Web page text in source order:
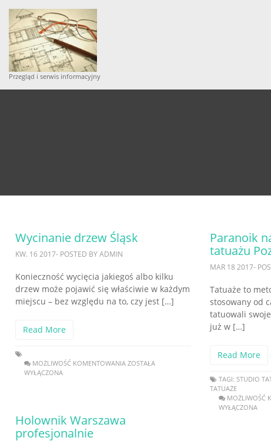
Przegląd i serwis informacyjny
Wycinanie drzew Śląsk
KW. 16 2017- POSTED BY ADMIN
Konieczność wycięcia jakiegoś albo kilku
drzew może pojawić się właściwie w każdym
miejscu – bez względu na to, czy jest […]
Read More
MOŻLIWOŚĆ KOMENTOWANIA ZOSTAŁA
WYŁĄCZONA
Holownik Warszawa
profesjonalnie
Paranoik
tatuażu
MAR 18 2017-
Tatuaże to
stosowany od
tatuowali
już w […]
Read More
TAGI: STUDIO
TATUAŻE
MOŻLIWOŚĆ
WYŁĄCZONA